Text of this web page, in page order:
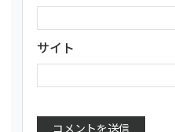
サイト